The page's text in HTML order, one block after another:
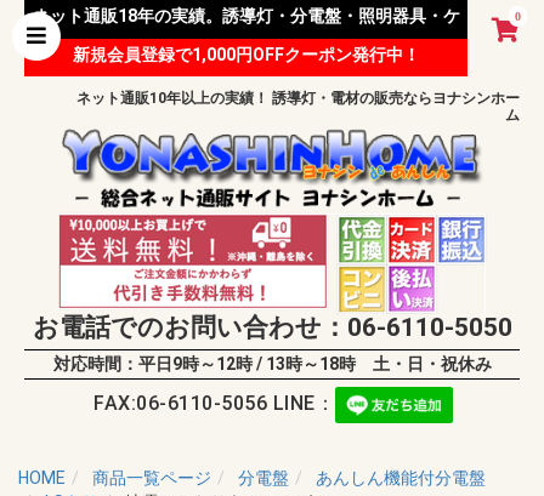
0
ネット通販18年の実績。誘導灯・分電盤・照明器具・ケ
ーブル等 様々な資材を取り扱っています。
新規会員登録で1,000円OFFクーポン発行中！
ネット通販10年以上の実績！ 誘導灯・電材の販売ならヨナシンホー
ム
お電話でのお問い合わせ：06-6110-5050
対応時間：平日9時～12時 / 13時～18時 土・日・祝休み
FAX:06-6110-5056 LINE：
HOME 商品一覧ページ 分電盤
あんしん機能付分電盤